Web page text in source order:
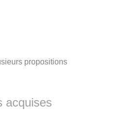
propositions
acquises